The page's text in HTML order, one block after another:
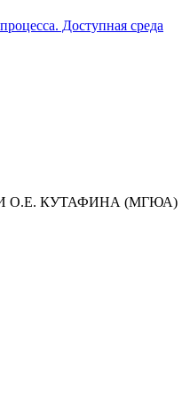
Доступная среда
О.Е. КУТАФИНА (МГЮА)